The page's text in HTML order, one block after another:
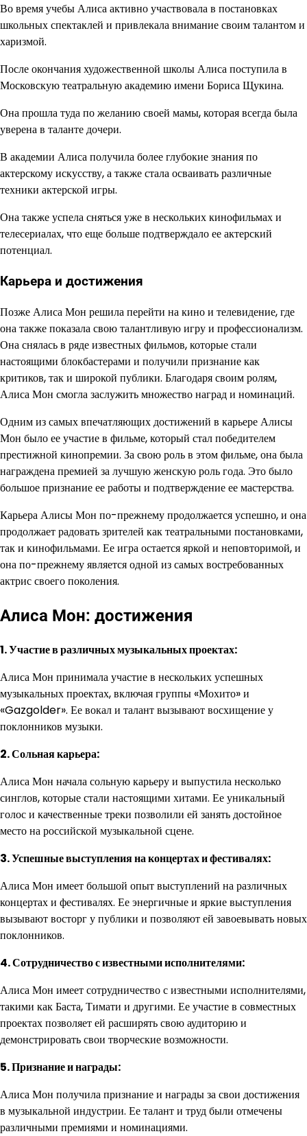
Во время учебы Алиса активно участвовала в постановках
школьных спектаклей и привлекала внимание своим талантом и
харизмой.
После окончания художественной школы Алиса поступила в
Московскую театральную академию имени Бориса Щукина.
Она прошла туда по желанию своей мамы, которая всегда была
уверена в таланте дочери.
В академии Алиса получила более глубокие знания по
актерскому искусству, а также стала осваивать различные
техники актерской игры.
Она также успела сняться уже в нескольких кинофильмах и
телесериалах, что еще больше подтверждало ее актерский
потенциал.
Карьера и достижения
Позже Алиса Мон решила перейти на кино и телевидение, где
она также показала свою талантливую игру и профессионализм.
Она снялась в ряде известных фильмов, которые стали
настоящими блокбастерами и получили признание как
критиков, так и широкой публики. Благодаря своим ролям,
Алиса Мон смогла заслужить множество наград и номинаций.
Одним из самых впечатляющих достижений в карьере Алисы
Мон было ее участие в фильме, который стал победителем
престижной кинопремии. За свою роль в этом фильме, она была
награждена премией за лучшую женскую роль года. Это было
большое признание ее работы и подтверждение ее мастерства.
Карьера Алисы Мон по-прежнему продолжается успешно, и она
продолжает радовать зрителей как театральными постановками,
так и кинофильмами. Ее игра остается яркой и неповторимой, и
она по-прежнему является одной из самых востребованных
актрис своего поколения.
Алиса Мон: достижения
1. Участие в различных музыкальных проектах:
Алиса Мон принимала участие в нескольких успешных
музыкальных проектах, включая группы «Мохито» и
«Gazgolder». Ее вокал и талант вызывают восхищение у
поклонников музыки.
2. Сольная карьера:
Алиса Мон начала сольную карьеру и выпустила несколько
синглов, которые стали настоящими хитами. Ее уникальный
голос и качественные треки позволили ей занять достойное
место на российской музыкальной сцене.
3. Успешные выступления на концертах и фестивалях:
Алиса Мон имеет большой опыт выступлений на различных
концертах и фестивалях. Ее энергичные и яркие выступления
вызывают восторг у публики и позволяют ей завоевывать новых
поклонников.
4. Сотрудничество с известными исполнителями:
Алиса Мон имеет сотрудничество с известными исполнителями,
такими как Баста, Тимати и другими. Ее участие в совместных
проектах позволяет ей расширять свою аудиторию и
демонстрировать свои творческие возможности.
5. Признание и награды:
Алиса Мон получила признание и награды за свои достижения
в музыкальной индустрии. Ее талант и труд были отмечены
различными премиями и номинациями.